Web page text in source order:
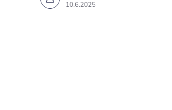
10.6.2025